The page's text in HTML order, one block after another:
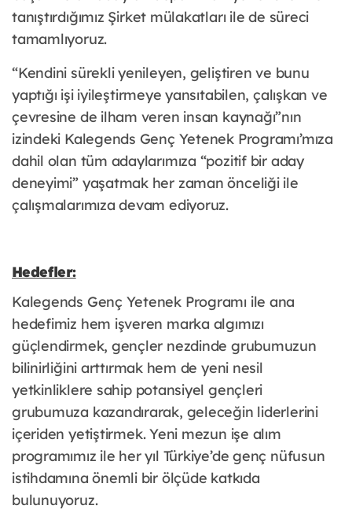
tanıştırdığımız Şirket mülakatları ile de süreci
tamamlıyoruz.
“Kendini sürekli yenileyen, geliştiren ve bunu
yaptığı işi iyileştirmeye yansıtabilen, çalışkan ve
çevresine de ilham veren insan kaynağı”nın
izindeki Kalegends Genç Yetenek Programı’mıza
dahil olan tüm adaylarımıza “pozitif bir aday
deneyimi” yaşatmak her zaman önceliği ile
çalışmalarımıza devam ediyoruz.
Hedefler:
Kalegends Genç Yetenek Programı ile ana
hedefimiz hem işveren marka algımızı
güçlendirmek, gençler nezdinde grubumuzun
bilinirliğini arttırmak hem de yeni nesil
yetkinliklere sahip potansiyel gençleri
grubumuza kazandırarak, geleceğin liderlerini
içeriden yetiştirmek. Yeni mezun işe alım
programımız ile her yıl Türkiye’de genç nüfusun
istihdamına önemli bir ölçüde katkıda
bulunuyoruz.